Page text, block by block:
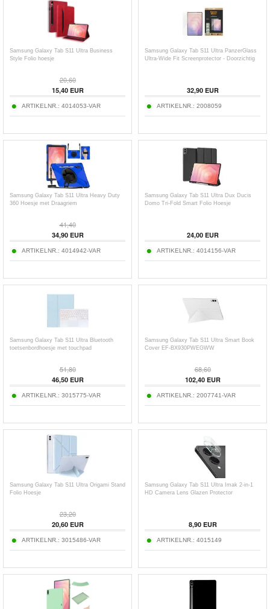
Samsung Galaxy Tab S11 Ultra Business
Style Folio hoesje
20,60
15,40EUR
ARTIKELNR.: 4014053-VAR
Samsung Galaxy Tab S11 Ultra PanzerGlass
Ultra-Wide Fit Screenprotector - Doorzichtig
32,90EUR
ARTIKELNR.: 2008059
Samsung Galaxy Tab S11 Ultra Heavy Duty
360 Hoesje met Draagriem
41,40
34,90EUR
ARTIKELNR.: 4014942-VAR
Samsung Galaxy Tab S11 Ultra Dux Ducis
Domo Tri-Fold Smart Folio Hoesje
24,00EUR
ARTIKELNR.: 4014156-VAR
Samsung Galaxy Tab S11 Ultra Bluetooth
toetsenbordhoesje met touchpad
51,80
46,50EUR
ARTIKELNR.: 3015775-VAR
Samsung Galaxy Tab S11 Ultra Smart Book
Cover EF-BX930PWEGWW
68,60
102,40EUR
ARTIKELNR.: 2007741-VAR
Samsung Galaxy Tab S11 Ultra Origami Stand
Folio Hoesje
23,20
20,60EUR
ARTIKELNR.: 3015486-VAR
Samsung Galaxy Tab S11 Ultra Imak 2-in-1
HD Camera Lens Glazen Protector
8,90EUR
ARTIKELNR.: 4015149